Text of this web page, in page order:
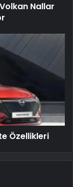
Nallar
Özellikleri